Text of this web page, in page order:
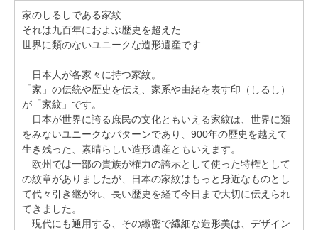
家のしるしである家紋
それは九百年におよぶ歴史を超えた
世界に類のないユニークな造形遺産です
日本人が各家々に持つ家紋。
「家」の伝統や歴史を伝え、家系や由緒を表す印（しるし）
が「家紋」です。
日本が世界に誇る庶民の文化ともいえる家紋は、世界に類
をみないユニークなパターンであり、900年の歴史を越えて
生き残った、素晴らしい造形遺産ともいえます。
欧州では一部の貴族が権力の誇示として使った特権として
の紋章がありましたが、日本の家紋はもっと身近なものとし
て代々引き継がれ、長い歴史を経て今日まで大切に伝えられ
てきました。
現代にも通用する、その緻密で繊細な造形美は、デザイン